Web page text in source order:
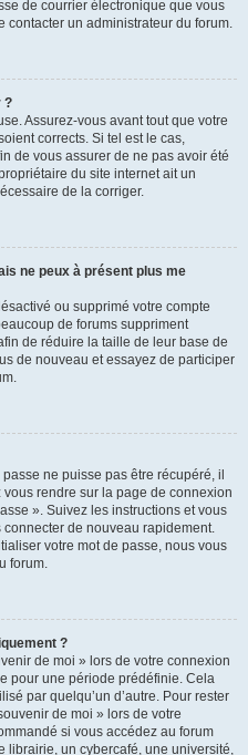
de courrier électronique que vous
contacter un administrateur du forum.
?
Assurez-vous avant tout que votre
corrects. Si tel est le cas,
de vous assurer de ne pas avoir été
du site internet ait un
de la corriger.
ne peux à présent plus me
ou supprimé votre compte
de forums suppriment
de réduire la taille de leur base de
de nouveau et essayez de participer
ne puisse pas être récupéré, il
rendre sur la page de connexion
». Suivez les instructions et vous
de nouveau rapidement.
votre mot de passe, nous vous
forum.
?
de moi » lors de votre connexion
pour une période prédéfinie. Cela
par quelqu’un d’autre. Pour rester
de moi » lors de votre
si vous accédez au forum
librairie, un cybercafé, une université,